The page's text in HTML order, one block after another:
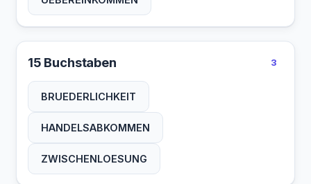
15 Buchstaben 3
BRUEDERLICHKEIT
HANDELSABKOMMEN
ZWISCHENLOESUNG